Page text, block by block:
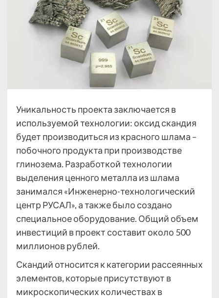
Уникальность проекта заключается в
используемой технологии: оксид скандия
будет производиться из красного шлама –
побочного продукта при производстве
глинозема. Разработкой технологии
выделения ценного металла из шлама
занимался «Инженерно-технологический
центр РУСАЛ», а также было создано
специальное оборудование. Общий объем
инвестиций в проект составит около 500
миллионов рублей.
Скандий относится к категории рассеянных
элементов, которые присутствуют в
микроскопических количествах в